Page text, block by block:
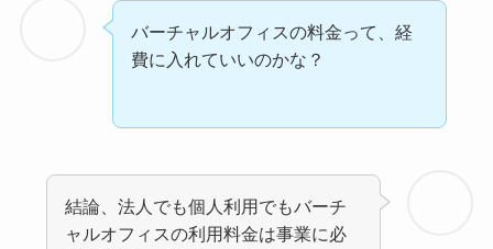
バーチャルオフィスの料金って、経
費に入れていいのかな？
結論、法人でも個人利用でもバーチ
ャルオフィスの利用料金は事業に必